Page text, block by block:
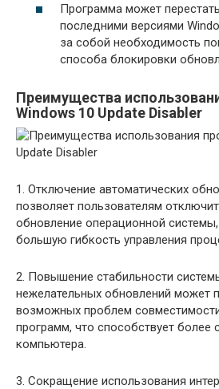
Программа может
последними версиями
за собой необходимость
способа блокировки
Преимущества
Windows 10 Update Disabler
1. Отключение автоматических
позволяет пользователям
обновление операционной
большую гибкость управления
2. Повышение стабильности
нежелательных обновлений может
возможных проблем
программ, что способствует более
компьютера.
3. Сокращение использования